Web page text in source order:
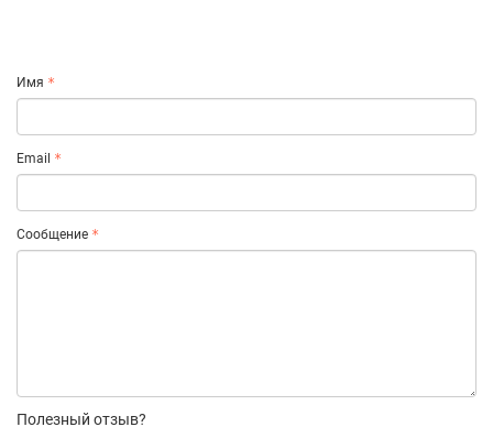
Имя
Email
Сообщение
Полезный отзыв?